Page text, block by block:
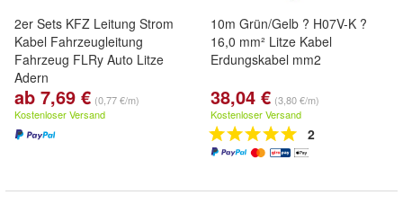
2er Sets KFZ Leitung Strom
Kabel Fahrzeugleitung
Fahrzeug FLRy Auto Litze
Adern
ab 7,69 € (0,77 €/m)
Kostenloser Versand
10m Grün/Gelb ? H07V-K ?
16,0 mm² Litze Kabel
Erdungskabel mm2
38,04 € (3,80 €/m)
Kostenloser Versand
2